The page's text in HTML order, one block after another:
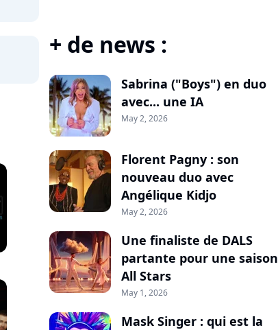
+ de news :
Sabrina ("Boys") en duo
avec... une IA
May 2, 2026
Florent Pagny : son
nouveau duo avec
Angélique Kidjo
May 2, 2026
Une finaliste de DALS
partante pour une saison
All Stars
May 1, 2026
Mask Singer : qui est la